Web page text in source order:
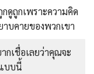
กดูถูกเพราะความคิด
บคายของพวกเขา
กเชื่อเลยว่าคุณจะ
บบนี้